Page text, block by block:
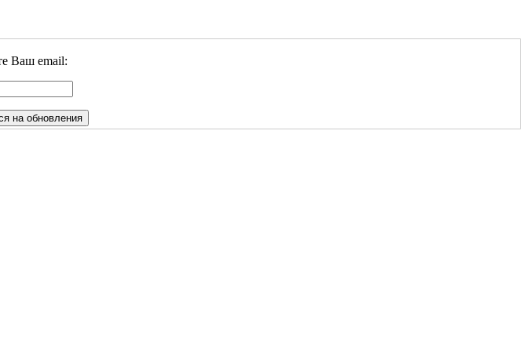
Ваш email: